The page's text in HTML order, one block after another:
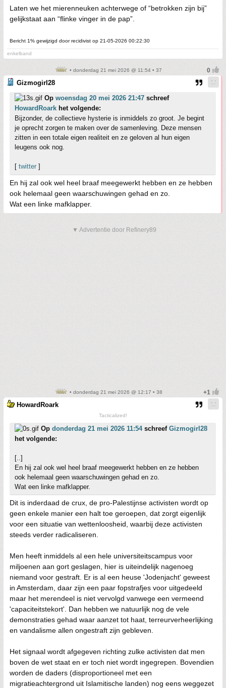
Laten we het mierenneuken achterwege of “betrokken zijn bij”
gelijkstaat aan “flinke vinger in de pap”.
Bericht 1% gewijzigd door recidivist op 21-05-2026 00:22:30
enkelband
• donderdag 21 mei 2026 @ 11:54 • 37
Gizmogirl28
Op woensdag 20 mei 2026 21:47 schreef
HowardRoark het volgende:
Bijzonder, de collectieve hysterie is inmiddels zo groot. Je begint
je oprecht zorgen te maken over de samenleving. Deze mensen
zitten in een totale eigen realiteit en ze geloven al hun eigen
leugens ook nog.
[ twitter ]
En hij zal ook wel heel braaf meegewerkt hebben en ze hebben
ook helemaal geen waarschuwingen gehad en zo.
Wat een linke mafklapper.
▼ Advertentie door Refinery89
• donderdag 21 mei 2026 @ 12:17 • 38
HowardRoark
Tacticalized!
Op donderdag 21 mei 2026 11:54schreef Gizmogirl28
het volgende:
[..]
En hij zal ook wel heel braaf meegewerkt hebben en ze hebben
ook helemaal geen waarschuwingen gehad en zo.
Wat een linke mafklapper.
Dit is inderdaad de crux, de pro-Palestijnse activisten wordt op
geen enkele manier een halt toe geroepen, dat zorgt eigenlijk
voor een situatie van wettenloosheid, waarbij deze activisten
steeds verder radicaliseren.
Men heeft inmiddels al een hele universiteitscampus voor
miljoenen aan gort geslagen, hier is uiteindelijk nagenoeg
niemand voor gestraft. Er is al een heuse 'Jodenjacht' geweest
in Amsterdam, daar zijn een paar fopstrafjes voor uitgedeeld
maar het merendeel is niet vervolgd vanwege een vermeend
'capaciteitstekort'. Dan hebben we natuurlijk nog de vele
demonstraties gehad waar aanzet tot haat, terreurverheerlijking
en vandalisme allen ongestraft zijn gebleven.
Het signaal wordt afgegeven richting zulke activisten dat men
boven de wet staat en er toch niet wordt ingegrepen. Bovendien
worden de daders (disproportioneel met een
migratieachtergrond uit Islamitische landen) nog eens weggezet